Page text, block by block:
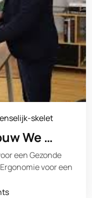
skelet
We …
een Gezonde
voor een